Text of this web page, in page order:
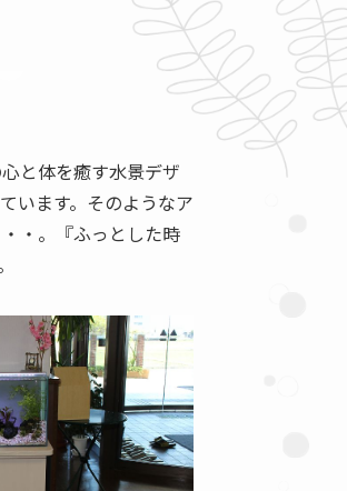
と体を癒す水景デザ
います。そのようなア
・。『ふっとした時